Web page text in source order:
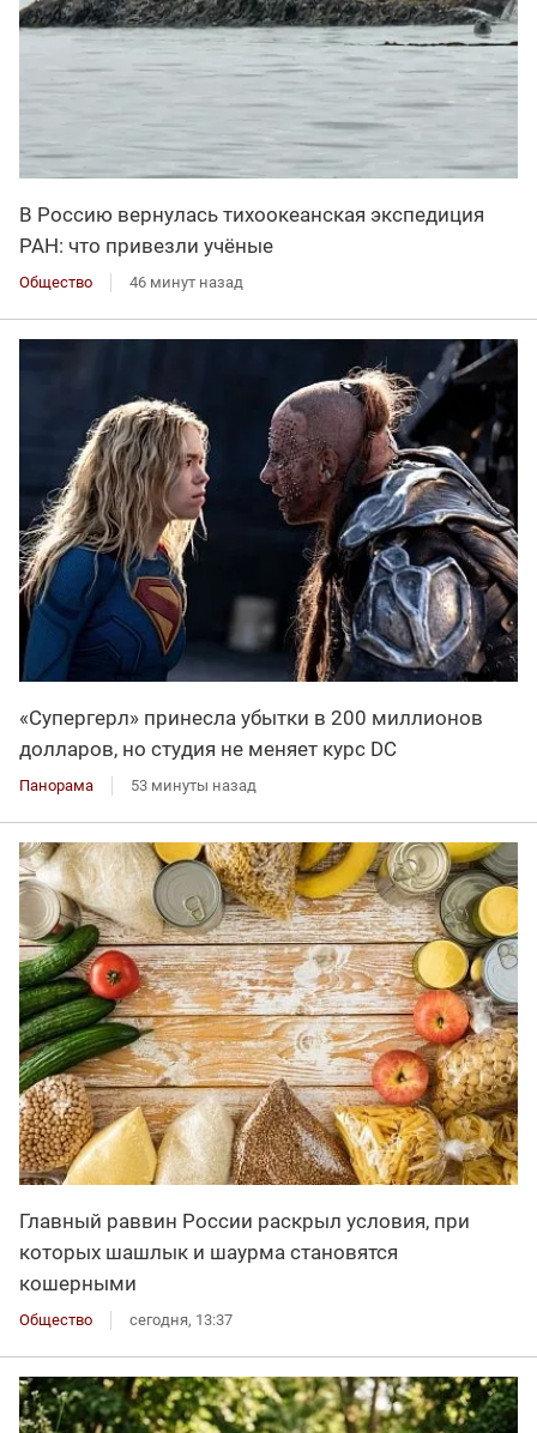
В Россию вернулась тихоокеанская экспедиция
РАН: что привезли учёные
Общество 46 минут назад
«Супергерл» принесла убытки в 200 миллионов
долларов, но студия не меняет курс DC
Панорама 53 минуты назад
Главный раввин России раскрыл условия, при
которых шашлык и шаурма становятся
кошерными
Общество сегодня, 13:37